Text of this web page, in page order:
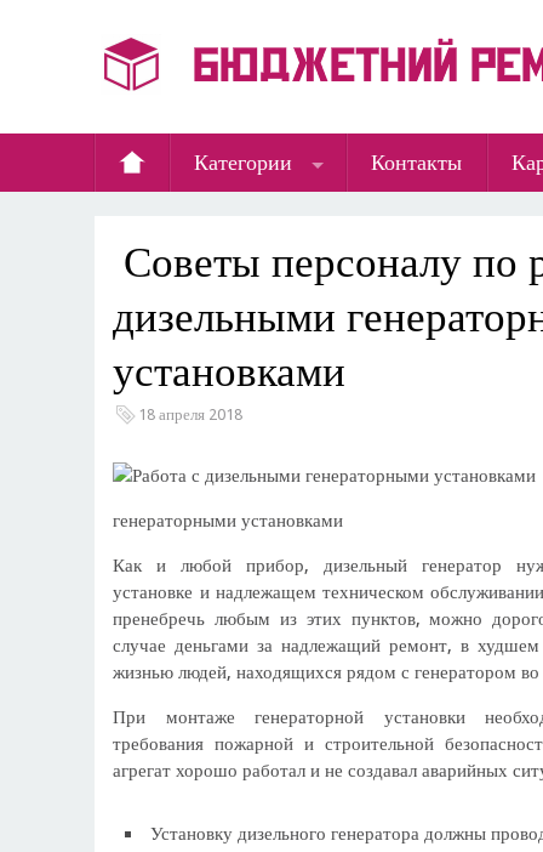
Категории Контакты
Советы персоналу по
дизельными
установками
18 апреля 2018
генераторными установками
Как и любой прибор, дизельный генератор
установке и надлежащем техническом
пренебречь любым из этих пунктов, можно
случае деньгами за надлежащий ремонт, в
жизнью людей, находящихся рядом с генератором
При монтаже генераторной установки
требования пожарной и строительной
агрегат хорошо работал и не создавал аварийных
Установку дизельного генератора должны